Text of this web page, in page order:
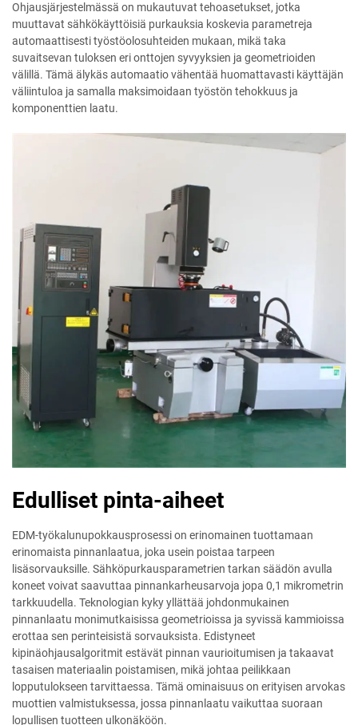
Ohjausjärjestelmässä on mukautuvat tehoasetukset, jotka
muuttavat sähkökäyttöisiä purkauksia koskevia parametreja
automaattisesti työstöolosuhteiden mukaan, mikä taka
suvaitsevan tuloksen eri onttojen syvyyksien ja geometrioiden
välillä. Tämä älykäs automaatio vähentää huomattavasti käyttäjän
väliintuloa ja samalla maksimoidaan työstön tehokkuus ja
komponenttien laatu.
Edulliset pinta-aiheet
EDM-työkalunupokkausprosessi on erinomainen tuottamaan
erinomaista pinnanlaatua, joka usein poistaa tarpeen
lisäsorvauksille. Sähköpurkausparametrien tarkan säädön avulla
koneet voivat saavuttaa pinnankarheusarvoja jopa 0,1 mikrometrin
tarkkuudella. Teknologian kyky yllättää johdonmukainen
pinnanlaatu monimutkaisissa geometrioissa ja syvissä kammioissa
erottaa sen perinteisistä sorvauksista. Edistyneet
kipinäohjausalgoritmit estävät pinnan vaurioitumisen ja takaavat
tasaisen materiaalin poistamisen, mikä johtaa peilikkaan
lopputulokseen tarvittaessa. Tämä ominaisuus on erityisen arvokas
muottien valmistuksessa, jossa pinnanlaatu vaikuttaa suoraan
lopullisen tuotteen ulkonäköön.